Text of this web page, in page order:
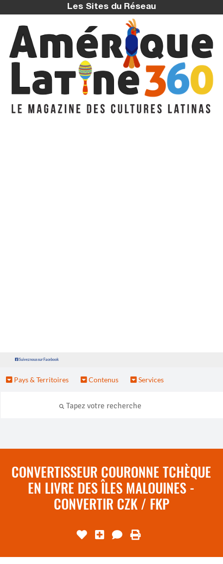
Les Sites du Réseau
Suivez nous sur Facebook
Pays & Territoires Contenus Services
CONVERTISSEUR COURONNE TCHÈQUE
EN LIVRE DES ÎLES MALOUINES -
CONVERTIR CZK / FKP